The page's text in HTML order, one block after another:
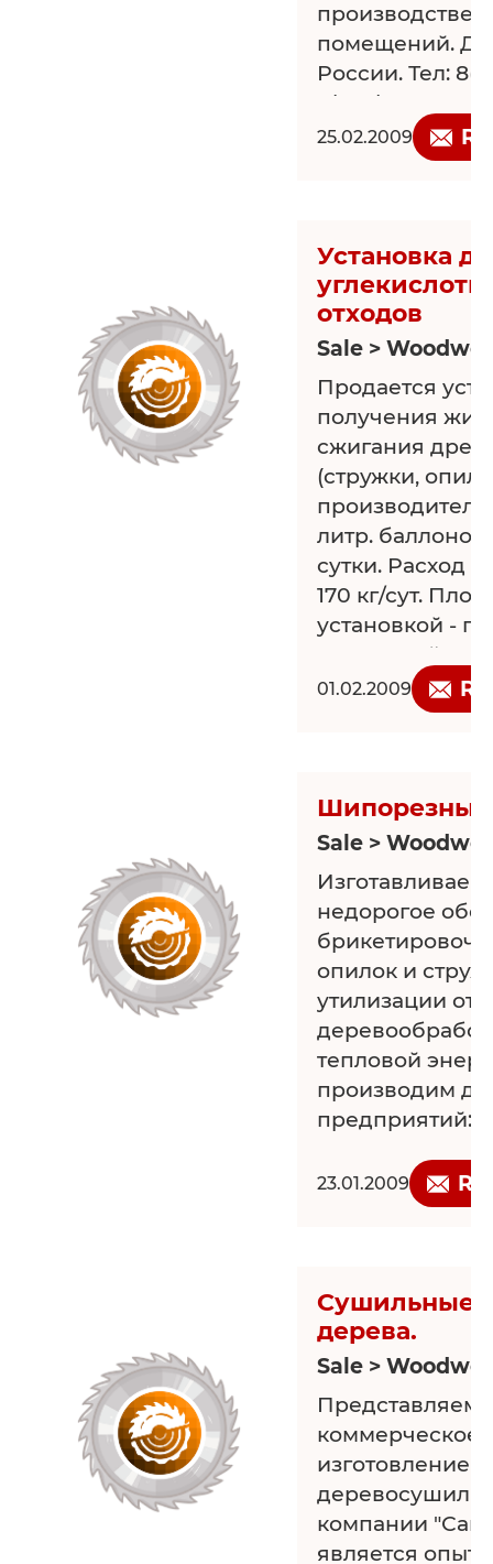
помещений.
России. Тел:
8(920)900-82-
25.02.2009
Установка
отходов
Sale >
Продается
получения
сжигания
(стружки,
литр. баллонов
сутки. Расход
170 кг/сут.
установкой -
земельный
получаемой
соответствует
01.02.2009
Шипорезные
Sale >
недорогое
опилок и
утилизации
тепловой
производим
предприятий:
ваймы
брусков и
23.01.2009
Сушильные
дерева.
Sale >
коммерческое
изготовление
компании
является